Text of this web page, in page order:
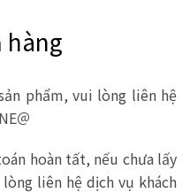
hàng
phẩm, vui lòng liên hệ
＠
hoàn tất, nếu chưa lấy
liên hệ dịch vụ khách